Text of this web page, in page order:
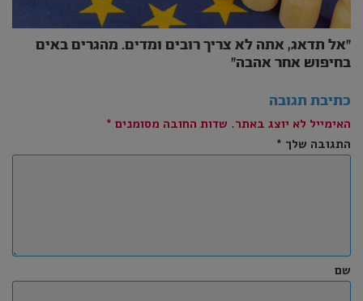
״אל תדאג, אתה לא צריך רובים ומדים. מהגרים באים
בחיפוש אחר אהבה״
כתיבת תגובה
האימייל לא יוצג באתר. שדות החובה מסומנים *
התגובה שלך *
שם